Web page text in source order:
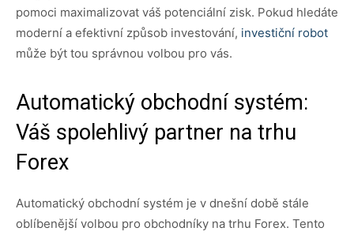
pomoci maximalizovat váš potenciální zisk. Pokud hledáte
moderní a efektivní způsob investování, investiční robot
může být tou správnou volbou pro vás.
Automatický obchodní systém:
Váš spolehlivý partner na trhu
Forex
Automatický obchodní systém je v dnešní době stále
oblíbenější volbou pro obchodníky na trhu Forex. Tento